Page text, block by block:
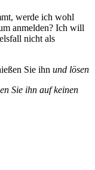
werde ich wohl
anmelden? Ich will
nicht als
Sie ihn und lösen
Sie ihn auf keinen